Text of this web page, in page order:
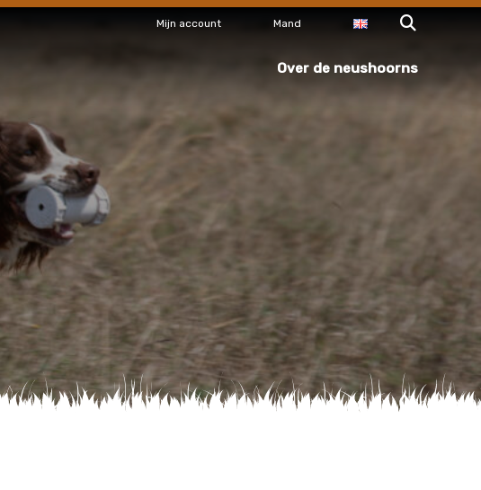
Mijn account Mand
Over de neushoorns